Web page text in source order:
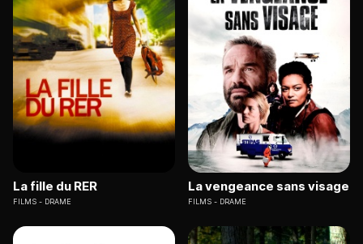
La fille du RER
FILMS DRAME
La vengeance sans visage
FILMS DRAME